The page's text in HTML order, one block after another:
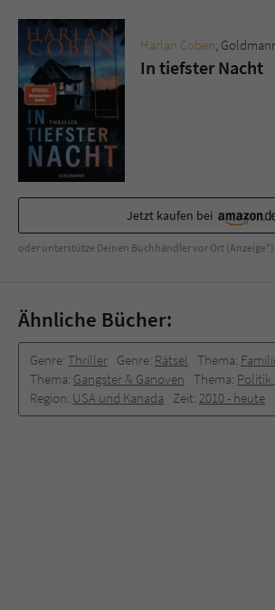
Harlan Coben,
In tiefster Nacht
Jetzt kaufen bei
oder unterstütze Deinen Buchhändler vor Ort (Anzeige*)
Ähnliche Bücher:
Genre: Thriller Genre: Rätsel Thema:
Thema: Gangster & Ganoven Thema: Politik
Region: USA und Kanada Zeit: 2010 -­ heute